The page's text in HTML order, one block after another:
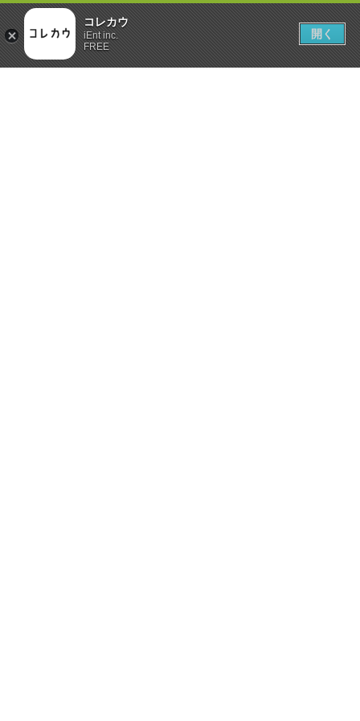
コレカウ
iEnt inc.
FREE
開く